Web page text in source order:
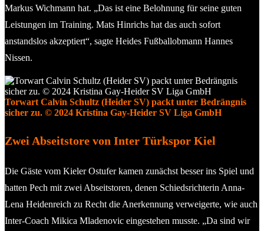
Markus Wichmann hat. „Das ist eine Belohnung für seine guten
Leistungen im Training. Mats Hinrichs hat das auch sofort
anstandslos akzeptiert“, sagte Heides Fußballobmann Hannes
Nissen.
Torwart Calvin Schultz (Heider SV) packt unter Bedrängnis
sicher zu. © 2024 Kristina Gay-Heider SV Liga GmbH
Zwei Abseitstore von Inter Türkspor Kiel
Die Gäste vom Kieler Ostufer kamen zunächst besser ins Spiel und
hatten Pech mit zwei Abseitstoren, denen Schiedsrichterin Anna-
Lena Heidenreich zu Recht die Anerkennung verweigerte, wie auch
Inter-Coach Mikica Mladenovic eingestehen musste. „Da sind wir